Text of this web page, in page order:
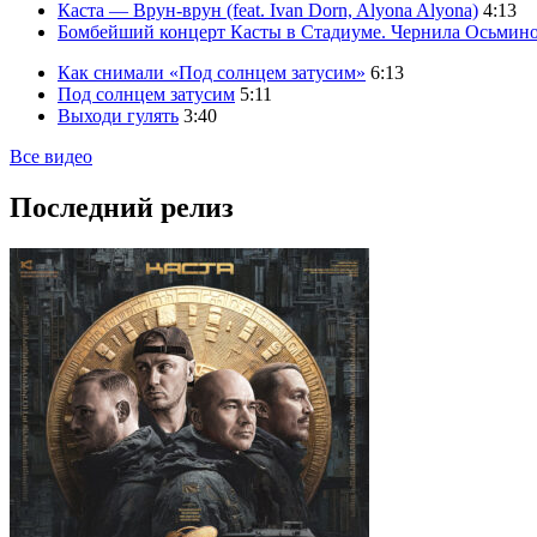
Каста — Врун-врун (feat. Ivan Dorn, Alyona Alyona) 4:13
Бомбейший концерт Касты в Стадиуме. Чернила
Как снимали «Под солнцем затусим» 6:13
Под солнцем затусим 5:11
Выходи гулять 3:40
Все видео
Последний релиз